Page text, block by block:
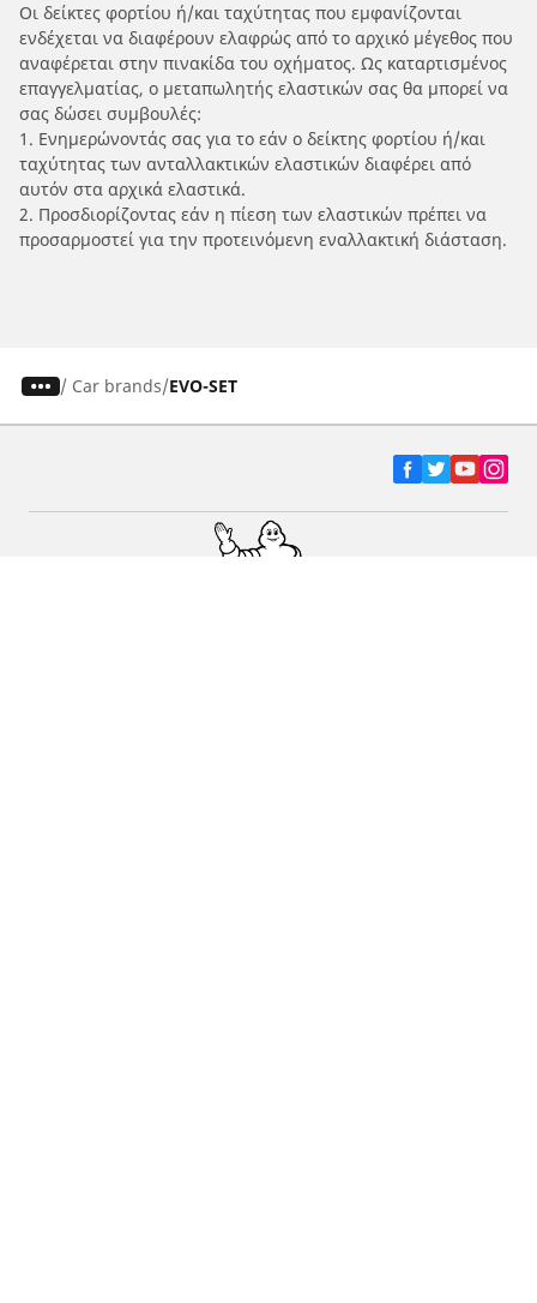
Οι δείκτες φορτίου ή/και ταχύτητας που εμφανίζονται
ενδέχεται να διαφέρουν ελαφρώς από το αρχικό μέγεθος που
αναφέρεται στην πινακίδα του οχήματος. Ως καταρτισμένος
επαγγελματίας, ο μεταπωλητής ελαστικών σας θα μπορεί να
σας δώσει συμβουλές:
1. Ενημερώνοντάς σας για το εάν ο δείκτης φορτίου ή/και
ταχύτητας των ανταλλακτικών ελαστικών διαφέρει από
αυτόν στα αρχικά ελαστικά.
2. Προσδιορίζοντας εάν η πίεση των ελαστικών πρέπει να
προσαρμοστεί για την προτεινόμενη εναλλακτική διάσταση.
/ Car brands EVO-SET